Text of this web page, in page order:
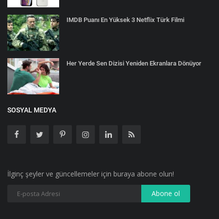
IMDB Puanı En Yüksek 3 Netflix Türk Filmi
Her Yerde Sen Dizisi Yeniden Ekranlara Dönüyor
SOSYAL MEDYA
İlginç şeyler ve güncellemeler için buraya abone olun!